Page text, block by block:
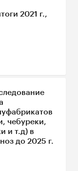
2021 г.,
чебуреки,
и т.д) в
до 2025 г.